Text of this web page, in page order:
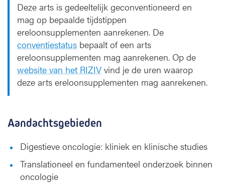
Deze arts is gedeeltelijk geconventioneerd en
mag op bepaalde tijdstippen
ereloonsupplementen aanrekenen. De
conventiestatus bepaalt of een arts
ereloonsupplementen mag aanrekenen. Op de
website van het RIZIV vind je de uren waarop
deze arts ereloonsupplementen mag aanrekenen.
Aandachtsgebieden
Digestieve oncologie: kliniek en klinische studies
Translationeel en fundamenteel onderzoek binnen
oncologie